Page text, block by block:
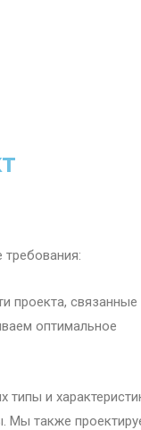
проекта, связанные
оптимальное
и
Мы также